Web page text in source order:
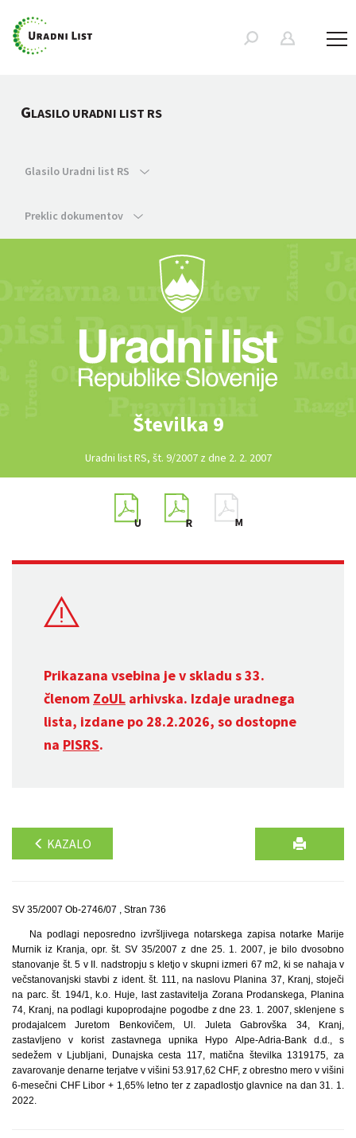
GLASILO URADNI LIST RS
Glasilo Uradni list RS
Preklic dokumentov
Številka 9
Uradni list RS, št. 9/2007 z dne 2. 2. 2007
Prikazana vsebina je v skladu s 33.
členom ZoUL arhivska. Izdaje uradnega
lista, izdane po 28.2.2026, so dostopne
na PISRS.
KAZALO
SV 35/2007 Ob-2746/07 , Stran 736
Na podlagi neposredno izvršljivega notarskega zapisa notarke Marije
Murnik iz Kranja, opr. št. SV 35/2007 z dne 25. 1. 2007, je bilo dvosobno
stanovanje št. 5 v II. nadstropju s kletjo v skupni izmeri 67 m2, ki se nahaja v
večstanovanjski stavbi z ident. št. 111, na naslovu Planina 37, Kranj, stoječi
na parc. št. 194/1, k.o. Huje, last zastavitelja Zorana Prodanskega, Planina
74, Kranj, na podlagi kupoprodajne pogodbe z dne 23. 1. 2007, sklenjene s
prodajalcem Juretom Benkovičem, Ul. Juleta Gabrovška 34, Kranj,
zastavljeno v korist zastavnega upnika Hypo Alpe-Adria-Bank d.d., s
sedežem v Ljubljani, Dunajska cesta 117, matična številka 1319175, za
zavarovanje denarne terjatve v višini 53.917,62 CHF, z obrestno mero v višini
6-mesečni CHF Libor + 1,65% letno ter z zapadlostjo glavnice na dan 31. 1.
2022.